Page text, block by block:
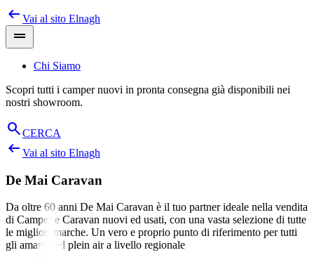
Salta
al
contenuto
arrow_left_alt Vai al sito Elnagh
drag_handle
Chi Siamo
Scopri tutti i camper nuovi in pronta consegna già disponibili nei
nostri showroom.
searchCERCA
arrow_left_alt Vai al sito Elnagh
De Mai Caravan
Da oltre 60 anni De Mai Caravan è il tuo partner ideale nella vendita
di Camper e Caravan nuovi ed usati, con una vasta selezione di tutte
le migliori marche. Un vero e proprio punto di riferimento per tutti
gli amanti del plein air a livello regionale